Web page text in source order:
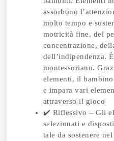
assorbono
molto tempo e
motricità fine, del
concentrazione,
dell’indipendenza.
montessoriano.
elementi, il
e impara vari
attraverso il gioco
✔️ Riflessivo – Gli
selezionati e
tale da sostenere